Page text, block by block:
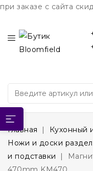
при заказе с сайта
Главная
Кухонный
Ножи и доски
и подставки